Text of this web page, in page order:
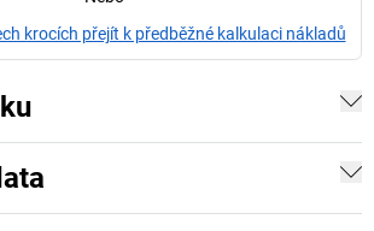
krocích přejít k předběžné kalkulaci nákladů